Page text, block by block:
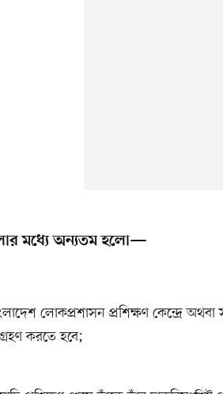
মধ্যে অন্যতম হলো—
লোকপ্রশাসন প্রশিক্ষণ কেন্দ্রে অথবা
করতে হবে;